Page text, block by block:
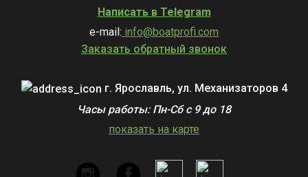
Написать в Telegram
e-mail: info@boatprofi.com
Заказать обратный звонок
г. Ярославль, ул. Механизаторов 4
Часы работы: Пн-Сб с 9 до 18
показать на карте